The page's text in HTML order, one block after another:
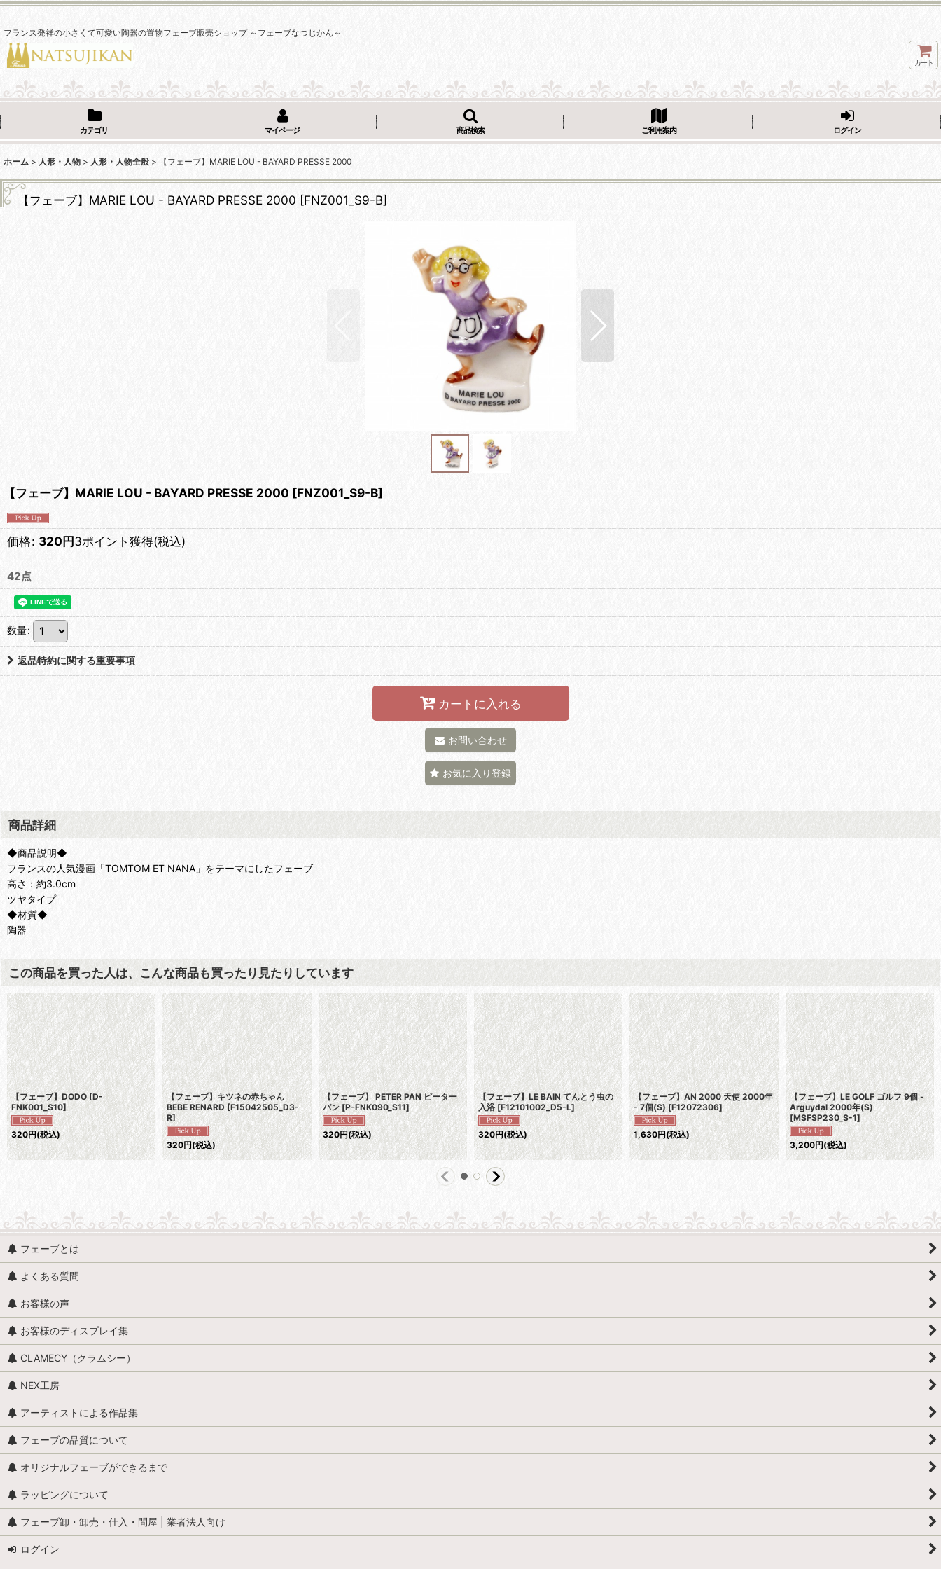
フランス発祥の小さくて可愛い陶器の置物フェーブ販売ショップ ～フェーブなつじかん～
カート
カテゴリ マイページ 商品検索 ご利用案内 ログイン
ホーム > 人形・人物 > 人形・人物全般 > 【フェーブ】MARIE LOU - BAYARD PRESSE 2000
【フェーブ】MARIE LOU - BAYARD PRESSE 2000 [FNZ001_S9-B]
【フェーブ】MARIE LOU - BAYARD PRESSE 2000 [FNZ001_S9-B]
価格: 320円3ポイント獲得(税込)
42点
数量:
返品特約に関する重要事項
カートに入れる
お問い合わせ
お気に入り登録
商品詳細
◆商品説明◆
フランスの人気漫画「TOMTOM ET NANA」をテーマにしたフェーブ
高さ：約3.0cm
ツヤタイプ
◆材質◆
陶器
この商品を買った人は、こんな商品も買ったり見たりしています
【フェーブ】DODO [D-
FNK001_S10]
320円(税込)
【フェーブ】キツネの赤ちゃん
BEBE RENARD [F15042505_D3-
R]
320円(税込)
【フェーブ】 PETER PAN ピーター
パン [P-FNK090_S11]
320円(税込)
【フェーブ】LE BAIN てんとう虫の
入浴 [F12101002_D5-L]
320円(税込)
【フェーブ】AN 2000 天使 2000年
- 7個(S) [F12072306]
1,630円(税込)
【フェーブ】LE GOLF ゴルフ 9個 -
Arguydal 2000年(S)
[MSFSP230_S-1]
3,200円(税込)
フェーブとは
よくある質問
お客様の声
お客様のディスプレイ集
CLAMECY（クラムシー）
NEX工房
アーティストによる作品集
フェーブの品質について
オリジナルフェーブができるまで
ラッピングについて
フェーブ卸・卸売・仕入・問屋 | 業者法人向け
ログイン